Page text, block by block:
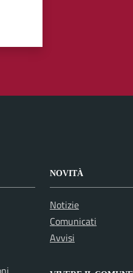
NOVITÀ
Notizie
Comunicati
Avvisi